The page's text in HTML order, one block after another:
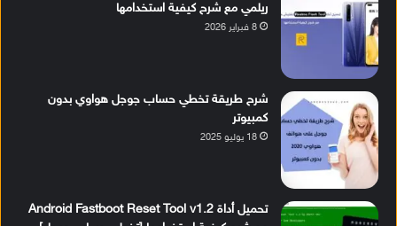
ريلمي مع شرح كيفية استخدامها
8 فبراير 2026
شرح طريقة تخطي حساب جوجل هواوي بدون
كمبيوتر
18 يوليو 2025
تحميل أداة Android Fastboot Reset Tool v1.2